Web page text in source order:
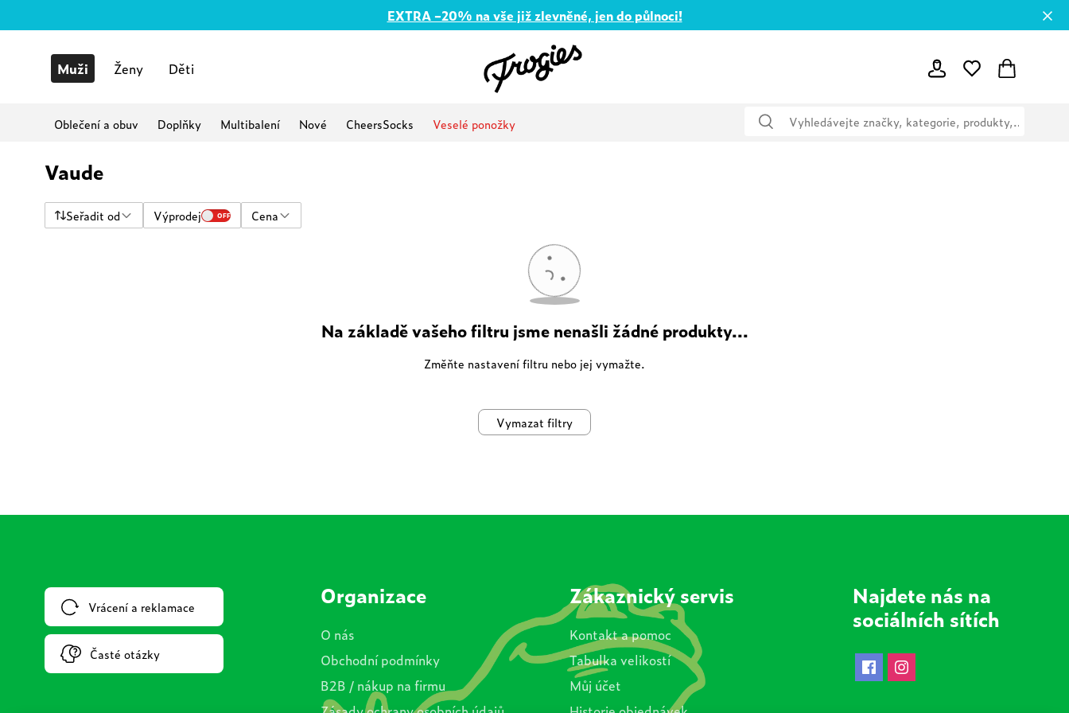
EXTRA –20% na vše již zlevněné, jen do půlnoci!
Muži
Oblečení a obuv Doplňky Multibalení Nové CheersSocks Veselé ponožky
Ženy Děti
Vaude
Seřadit od Výprodej OFF Cena
Na základě vašeho filtru jsme nenašli žádné produkty...
Změňte nastavení filtru nebo jej vymažte.
Vymazat filtry
Vrácení a reklamace
Časté otázky
Organizace
O nás
Obchodní podmínky
B2B / nákup na firmu
Zákaznický servis
Kontakt a pomoc
Tabulka velikostí
Můj účet
Najdete nás na
sociálních sítích